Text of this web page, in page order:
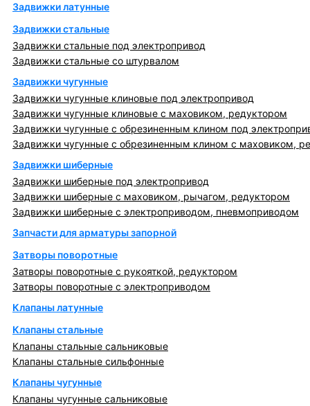
Задвижки латунные
Задвижки стальные
Задвижки стальные под электропривод
Задвижки стальные со штурвалом
Задвижки чугунные
Задвижки чугунные клиновые под электропривод
Задвижки чугунные клиновые с маховиком, редуктором
Задвижки чугунные с обрезиненным клином под
Задвижки чугунные с обрезиненным клином с маховиком,
Задвижки шиберные
Задвижки шиберные под электропривод
Задвижки шиберные с маховиком, рычагом, редуктором
Задвижки шиберные с электроприводом, пневмоприводом
Запчасти для арматуры запорной
Затворы поворотные
Затворы поворотные с рукояткой, редуктором
Затворы поворотные с электроприводом
Клапаны латунные
Клапаны стальные
Клапаны стальные сальниковые
Клапаны стальные сильфонные
Клапаны чугунные
Клапаны чугунные сальниковые